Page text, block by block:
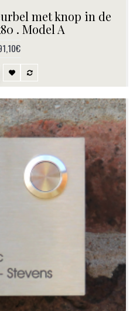
met knop in de
. Model A